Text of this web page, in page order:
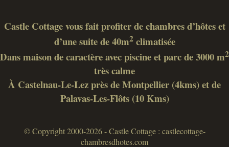
Castle Cottage vous fait profiter de chambres d’hôtes et
d’une suite de 40m2climatisée
Dans maison de caractère avec piscine et parc de 3000 m2
très calme
À Castelnau-Le-Lez près de Montpellier (4kms) et de
Palavas-Les-Flôts (10 Kms)
© Copyright 2000-2026 - Castle Cottage : castlecottage-
chambresdhotes.com